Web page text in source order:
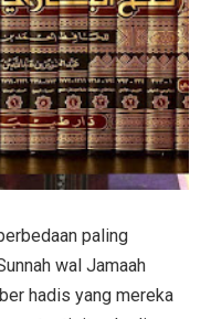
paling
wal Jamaah
hadis yang mereka